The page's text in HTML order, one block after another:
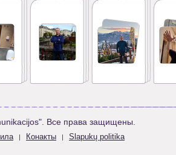
Все права защищены.
| Конакты | Slapukų politika